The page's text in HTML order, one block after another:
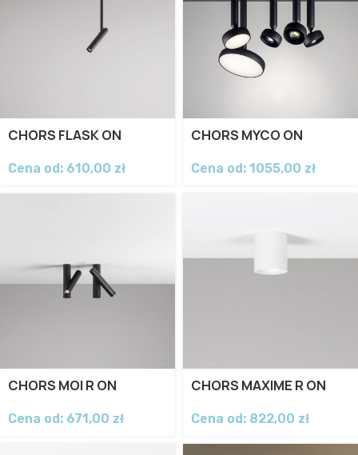
CHORS FLASK ON
Cena od: 610,00 zł
CHORS MYCO ON
Cena od: 1055,00 zł
CHORS MOI R ON
Cena od: 671,00 zł
CHORS MAXIME R ON
Cena od: 822,00 zł